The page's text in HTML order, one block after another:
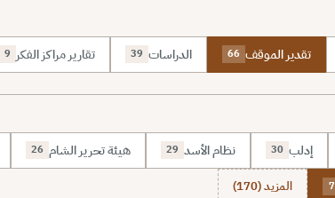
تقدير الموقف 66 الدراسات 39 تقارير مراكز الفكر 9
إدلب 30 نظام الأسد 29 هيئة تحرير الشام 26
7 المزيد (170)